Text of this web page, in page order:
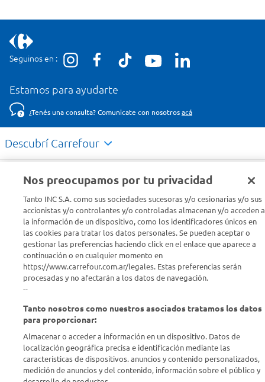
Seguinos en :
Estamos para ayudarte
¿Tenés una consulta? Comunicate con nosotros acá
Descubrí Carrefour
Conocenos
Info útil
Comprá Online
Enterate de nuestras ofertas
Dejanos tu mail para recibir todas las ofertas y promociones antes
ENVIAR
Nos preocupamos por tu privacidad
Tanto INC S.A. como sus sociedades sucesoras y/o cesionarias y/o sus
accionistas y/o controlantes y/o controladas almacenan y/o acceden a
la información de un dispositivo, como los identificadores únicos en
las cookies para tratar los datos personales. Se pueden aceptar o
gestionar las preferencias haciendo click en el enlace que aparece a
continuación o en cualquier momento en
https://www.carrefour.com.ar/legales. Estas preferencias serán
procesadas y no afectarán a los datos de navegación.
--
Tanto nosotros como nuestros asociados tratamos los datos
para proporcionar:
Almacenar o acceder a información en un dispositivo. Datos de
localización geográfica precisa e identificación mediante las
características de dispositivos. anuncios y contenido personalizados,
medición de anuncios y del contenido, información sobre el público y